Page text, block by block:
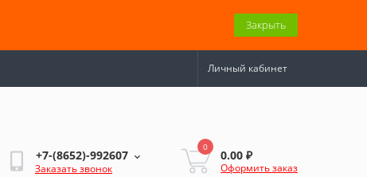
Закрыть
Личный кабинет
+7-(8652)-992607
Заказать звонок
0
0.00 ₽
Оформить заказ